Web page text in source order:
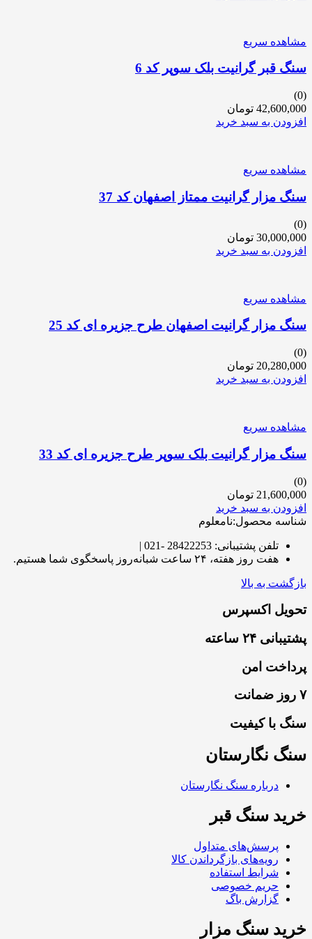
مشاهده سریع
سنگ قبر گرانیت بلک سوپر کد 6
(0)
42,600,000 تومان
افزودن به سبد خرید
مشاهده سریع
سنگ مزار گرانیت ممتاز اصفهان کد 37
(0)
30,000,000 تومان
افزودن به سبد خرید
مشاهده سریع
سنگ مزار گرانیت اصفهان طرح جزیره ای کد 25
(0)
20,280,000 تومان
افزودن به سبد خرید
مشاهده سریع
سنگ مزار گرانیت بلک سوپر طرح جزیره ای کد 33
(0)
21,600,000 تومان
افزودن به سبد خرید
شناسه محصول:نامعلوم
تلفن پشتیبانی: 28422253 -021 |
هفت روز هفته، ۲۴ ساعت شبانه‌روز پاسخگوی شما هستیم.
بازگشت به بالا
تحویل اکسپرس
پشتیبانی ۲۴ ساعته
پرداخت امن
۷ روز ضمانت
سنگ با کیفیت
سنگ نگارستان
درباره سنگ نگارستان
خرید سنگ قبر
پرسش‌های متداول
رویه‌های بازگرداندن کالا
شرایط استفاده
حریم خصوصی
گزارش باگ
خرید سنگ مزار